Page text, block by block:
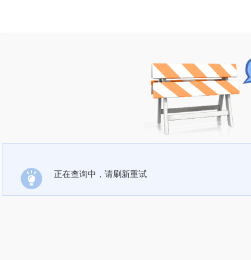
正在查询中，请刷新重试